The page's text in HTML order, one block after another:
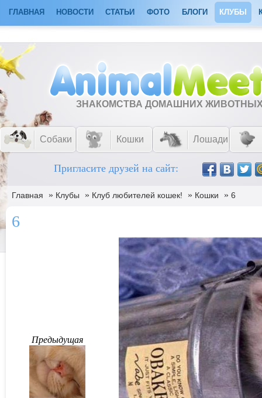
ГЛАВНАЯ НОВОСТИ СТАТЬИ ФОТО БЛОГИ КЛУБЫ
ЗНАКОМСТВА ДОМАШНИХ
Собаки Кошки Лошади
Пригласите друзей на сайт:
Главная » Клубы » Клуб любителей кошек! » Кошки » 6
6
Предыдущая